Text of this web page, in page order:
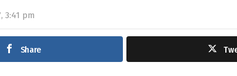
3:41 pm
Share